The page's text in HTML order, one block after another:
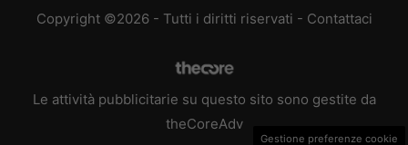
Copyright ©2026 - Tutti i diritti riservati - Contattaci
Le attività pubblicitarie su questo sito sono gestite da
theCoreAdv
Gestione preferenze cookie